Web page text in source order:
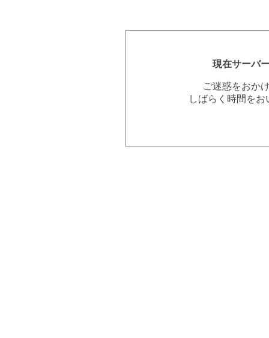
現在サーバ
ご迷惑をおか
しばらく時間を